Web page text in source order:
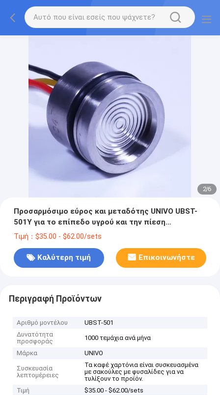
2/6
Προσαρμόσιμο εύρος και μεταδότης UNIVO UBST-
501Y για το επίπεδο υγρού και την πίεση
πετρελαίου
Τιμή：$35.00 - $62.00/sets
Καλύτερη τιμή Επικοινωνήστε
Περιγραφή Προϊόντων
Αριθμό μοντέλου
UBST-501
Δυνατότητα
προσφοράς
1000 τεμάχια ανά μήνα
Μάρκα UNIVO
Συσκευασία
λεπτομέρειες
Τα καφέ χαρτόνια είναι συσκευασμένα
με σακούλες με φυσαλίδες για να
τυλίξουν το προϊόν.
Τιμή
$35.00 - $62.00/sets